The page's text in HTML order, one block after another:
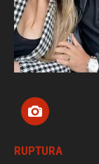
RUPTURA